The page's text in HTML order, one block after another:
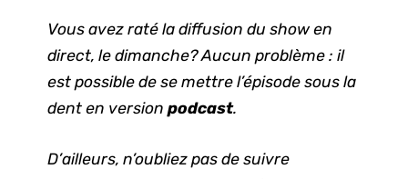
Vous avez raté la diffusion du show en
direct, le dimanche? Aucun problème : il
est possible de se mettre l’épisode sous la
dent en versionpodcast.
D’ailleurs, n’oubliez pas de suivre